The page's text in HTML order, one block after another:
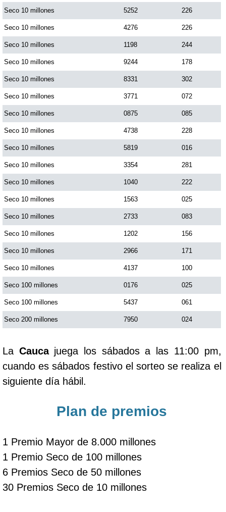
Seco 10 millones 5252 226
Seco 10 millones 4276 226
Seco 10 millones 1198 244
Seco 10 millones 9244 178
Seco 10 millones 8331 302
Seco 10 millones 3771 072
Seco 10 millones 0875 085
Seco 10 millones 4738 228
Seco 10 millones 5819 016
Seco 10 millones 3354 281
Seco 10 millones 1040 222
Seco 10 millones 1563 025
Seco 10 millones 2733 083
Seco 10 millones 1202 156
Seco 10 millones 2966 171
Seco 10 millones 4137 100
Seco 100 millones 0176 025
Seco 100 millones 5437 061
Seco 200 millones 7950 024
La Caucajuega los sábados a las 11:00 pm,
cuando es sábados festivo el sorteo se realiza el
siguiente día hábil.
Plan de premios
1 Premio Mayor de 8.000 millones
1 Premio Seco de 100 millones
6 Premios Seco de 50 millones
30 Premios Seco de 10 millones